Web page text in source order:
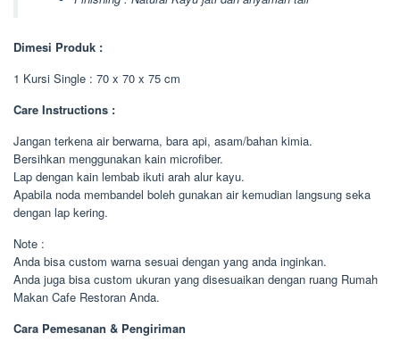
Dimesi Produk :
1 Kursi Single : 70 x 70 x 75 cm
Care Instructions :
Jangan terkena air berwarna, bara api, asam/bahan kimia.
Bersihkan menggunakan kain microfiber.
Lap dengan kain lembab ikuti arah alur kayu.
Apabila noda membandel boleh gunakan air kemudian langsung seka
dengan lap kering.
Note :
Anda bisa custom warna sesuai dengan yang anda inginkan.
Anda juga bisa custom ukuran yang disesuaikan dengan ruang Rumah
Makan Cafe Restoran Anda.
Cara Pemesanan & Pengiriman